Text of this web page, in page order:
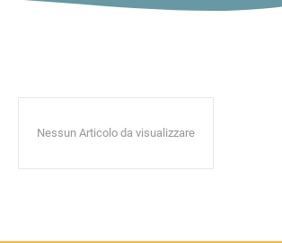
Nessun Articolo da visualizzare